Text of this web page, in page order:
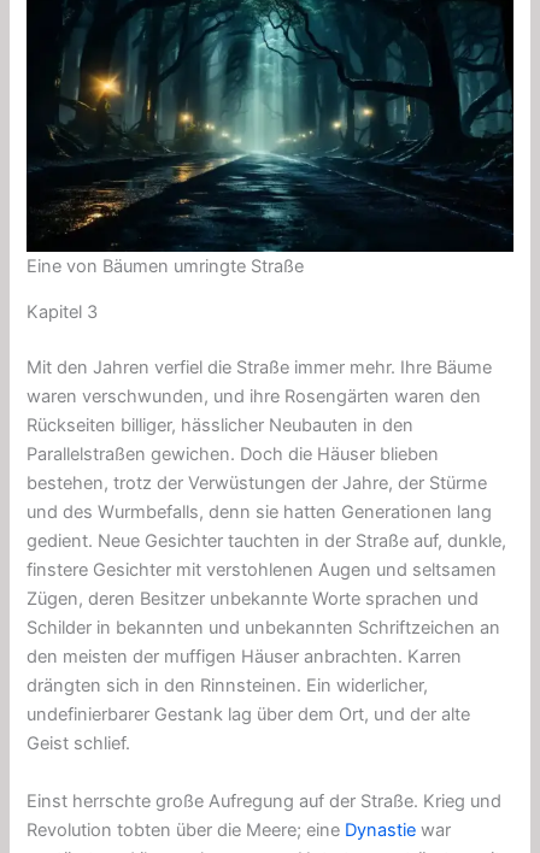
Eine von Bäumen umringte Straße
Kapitel 3
Mit den Jahren verfiel die Straße immer mehr. Ihre Bäume
waren verschwunden, und ihre Rosengärten waren den
Rückseiten billiger, hässlicher Neubauten in den
Parallelstraßen gewichen. Doch die Häuser blieben
bestehen, trotz der Verwüstungen der Jahre, der Stürme
und des Wurmbefalls, denn sie hatten Generationen lang
gedient. Neue Gesichter tauchten in der Straße auf, dunkle,
finstere Gesichter mit verstohlenen Augen und seltsamen
Zügen, deren Besitzer unbekannte Worte sprachen und
Schilder in bekannten und unbekannten Schriftzeichen an
den meisten der muffigen Häuser anbrachten. Karren
drängten sich in den Rinnsteinen. Ein widerlicher,
undefinierbarer Gestank lag über dem Ort, und der alte
Geist schlief.
Einst herrschte große Aufregung auf der Straße. Krieg und
Revolution tobten über die Meere; eine Dynastie war